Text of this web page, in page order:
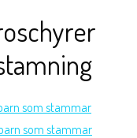
som stammar
som stammar